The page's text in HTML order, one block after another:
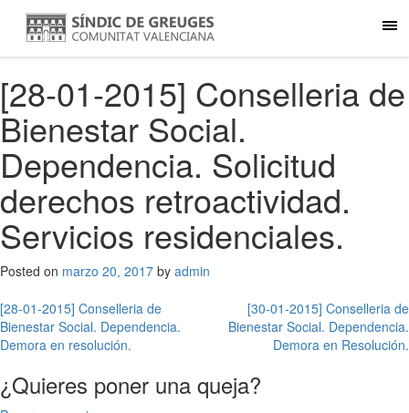
[28-01-2015] Conselleria de
Bienestar Social.
Dependencia. Solicitud
derechos retroactividad.
Servicios residenciales.
Posted on marzo 20, 2017 by admin
Navegación
de
entradas
[28-01-2015] Conselleria de
Bienestar Social. Dependencia.
Demora en resolución.
[30-01-2015] Conselleria de
Bienestar Social. Dependencia.
Demora en Resolución.
¿Quieres poner una queja?